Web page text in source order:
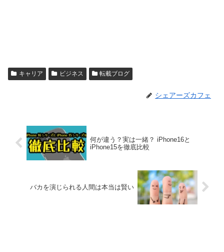
キャリア ビジネス 転載ブログ
シェアーズカフェ
何が違う？実は一緒？ iPhone16と
iPhone15を徹底比較
バカを演じられる人間は本当は賢い